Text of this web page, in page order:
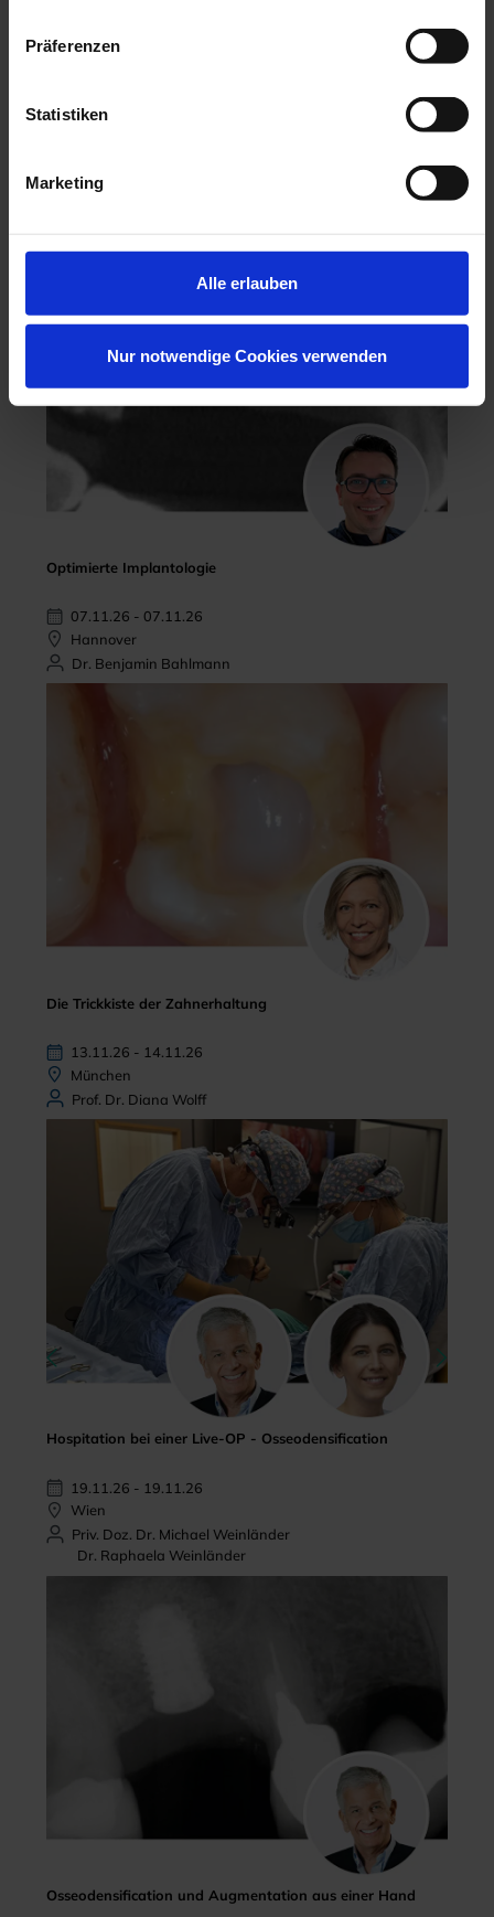
Präferenzen
Statistiken
Marketing
Alle erlauben
Nur notwendige Cookies verwenden
Hochästhetisches, nichtinvasives Veneering
Köln
Optimierte Implantologie
07.11.26 - 07.11.26
Hannover
Dr. Benjamin Bahlmann
Die Trickkiste der Zahnerhaltung
13.11.26 - 14.11.26
München
Prof. Dr. Diana Wolff
Hospitation bei einer Live-OP - Osseodensification
19.11.26 - 19.11.26
Wien
Priv. Doz. Dr. Michael Weinländer
Dr. Raphaela Weinländer
Osseodensification und Augmentation aus einer Hand